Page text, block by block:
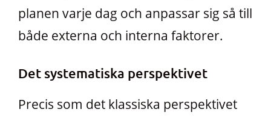
planen varje dag och anpassar sig så till
både externa och interna faktorer.
Det systematiska perspektivet
Precis som det klassiska perspektivet